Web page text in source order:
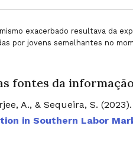
exacerbado resultava da
por jovens semelhantes no
fontes da
A., & Sequeira, S. (2023).
in Southern Labor